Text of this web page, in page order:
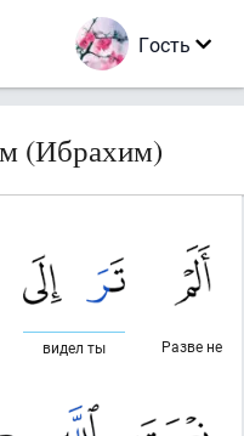
Гость
(Ибрахим)
Разве не
видел ты